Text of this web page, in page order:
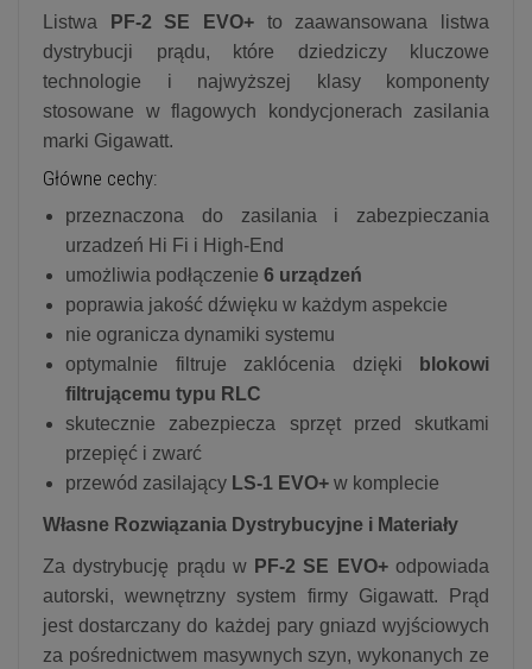
Listwa PF-2 SE EVO+ to zaawansowana listwa
dystrybucji prądu, które dziedziczy kluczowe
technologie i najwyższej klasy komponenty
stosowane w flagowych kondycjonerach zasilania
marki Gigawatt.
Główne cechy:
przeznaczona do zasilania i zabezpieczania
urzadzeń Hi Fi i High-End
umożliwia podłączenie 6 urządzeń
poprawia jakość dźwięku w każdym aspekcie
nie ogranicza dynamiki systemu
optymalnie filtruje zaklócenia dzięki
blokowi
filtrującemu typu RLC
skutecznie zabezpiecza sprzęt przed skutkami
przepięć i zwarć
przewód zasilający LS-1 EVO+ w komplecie
Własne Rozwiązania Dystrybucyjne i Materiały
Za dystrybucję prądu w PF-2 SE EVO+odpowiada
autorski, wewnętrzny system firmy Gigawatt. Prąd
jest dostarczany do każdej pary gniazd wyjściowych
za pośrednictwem masywnych szyn, wykonanych ze